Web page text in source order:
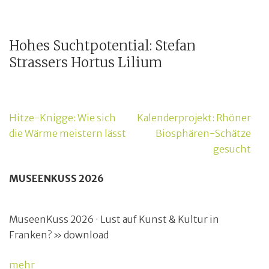
Hohes Suchtpotential: Stefan
Strassers Hortus Lilium
Beitragsnavigation
Hitze-Knigge: Wie sich
die Wärme meistern lässt
Kalenderprojekt: Rhöner
Biosphären-Schätze
gesucht
MUSEENKUSS 2026
MuseenKuss 2026 · Lust auf Kunst & Kultur in
Franken? » download
mehr